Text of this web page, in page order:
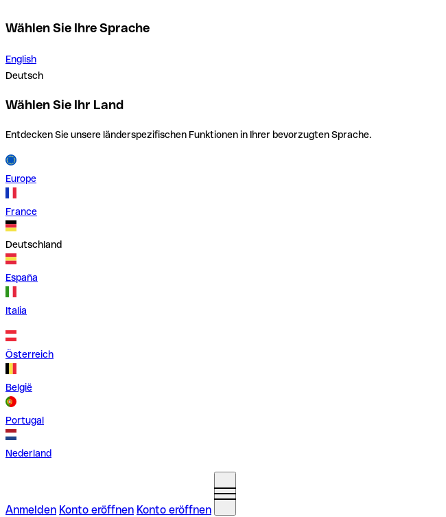
Wählen Sie Ihre Sprache
English
Deutsch
Wählen Sie Ihr Land
Entdecken Sie unsere länderspezifischen Funktionen in Ihrer bevorzugten Sprache.
Europe
France
Deutschland
España
Italia
Österreich
België
Portugal
Nederland
Anmelden Konto eröffnen Konto eröffnen